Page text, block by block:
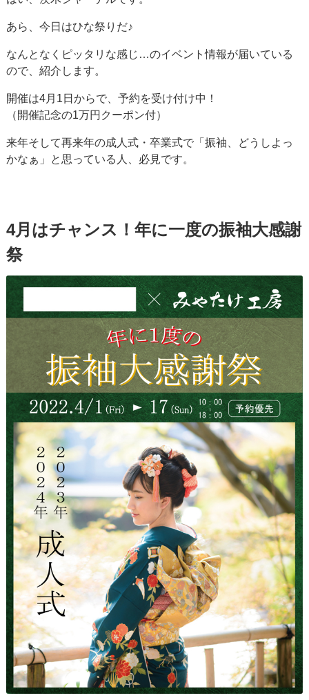
あら、今日はひな祭りだ♪
なんとなくピッタリな感じ…のイベント情報が届いている
ので、紹介します。
開催は4月1日からで、予約を受け付け中！
（開催記念の1万円クーポン付）
来年そして再来年の成人式・卒業式で「振袖、どうしよっ
かなぁ」と思っている人、必見です。
4月はチャンス！年に一度の振袖大感謝
祭